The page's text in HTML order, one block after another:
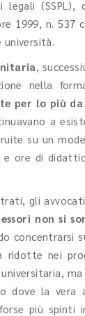
legali
1999, n. 537
,
nella
per lo più
a
su un
ore di
gli
non si
concentrarsi
ridotte nei
ma
dove la vera
più spinti